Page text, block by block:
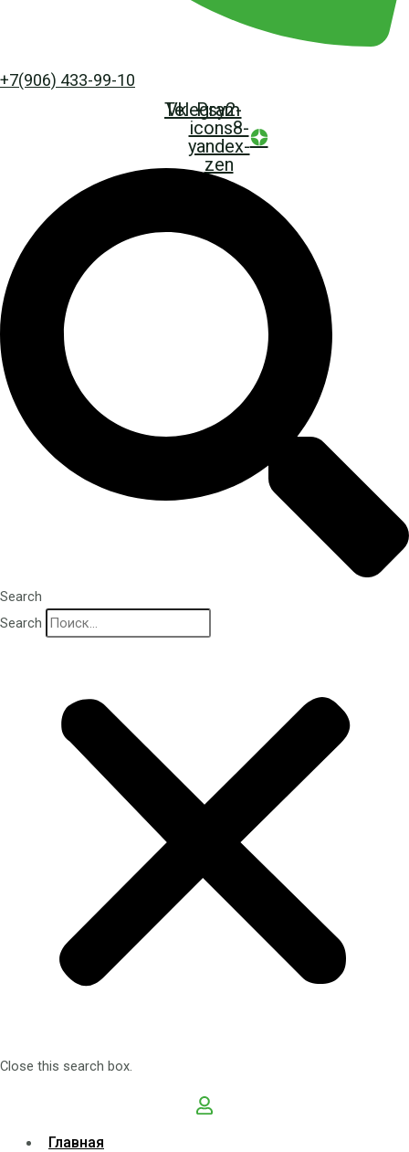
+7(906) 433-99-10
Vk
Telegram
Psy2-
icons8-
yandex-
zen
Search
Search
Close this search box.
Главная